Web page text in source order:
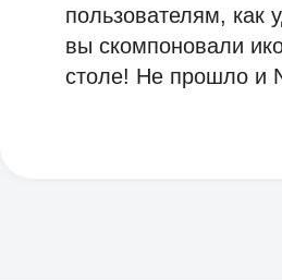
пользователям, как
вы скомпоновали
столе! Не прошло и
Решение
для enterprise-